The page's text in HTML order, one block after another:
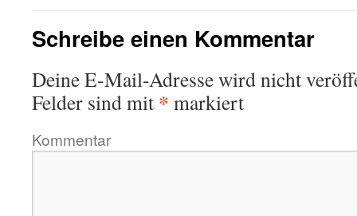
Schreibe einen Kommentar
Deine E-Mail-Adresse wird nicht
Felder sind mit * markiert
Kommentar